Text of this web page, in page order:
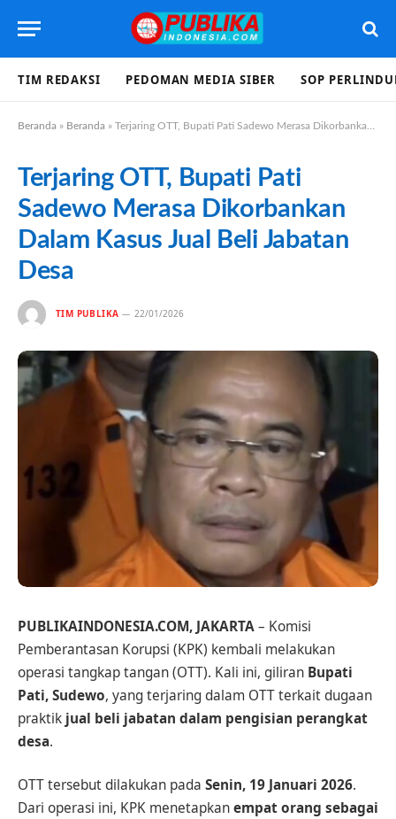
TIM REDAKSI PEDOMAN MEDIA SIBER SOP
Beranda » Beranda » Terjaring OTT, Bupati Pati Sadewo Merasa Dikorbankan Dalam Kasus Jual Beli Jabatan Desa
Terjaring OTT, Bupati Pati
Sadewo Merasa Dikorbankan
Dalam Kasus Jual Beli Jabatan
Desa
TIM PUBLIKA 22/01/2026
PUBLIKAINDONESIA.COM, JAKARTA– Komisi
Pemberantasan Korupsi (KPK) kembali melakukan
operasi tangkap tangan (OTT). Kali ini, giliran Bupati
Pati, Sudewo, yang terjaring dalam OTT terkait dugaan
praktik jual beli jabatan dalam pengisian perangkat
desa.
OTT tersebut dilakukan pada Senin, 19 Januari 2026.
Dari operasi ini, KPK menetapkanempat orang sebagai